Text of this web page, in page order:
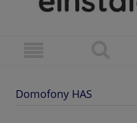
Domofony HAS